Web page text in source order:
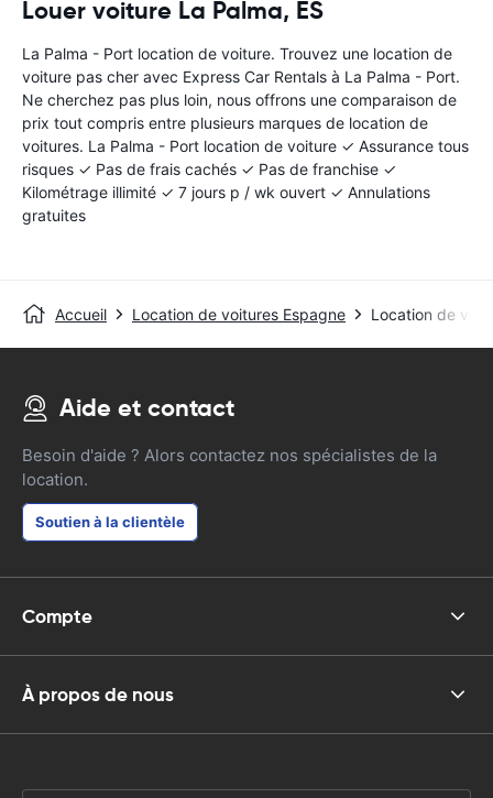
Louer voiture La Palma, ES
La Palma - Port location de voiture. Trouvez une location de
voiture pas cher avec Express Car Rentals à La Palma - Port.
Ne cherchez pas plus loin, nous offrons une comparaison de
prix tout compris entre plusieurs marques de location de
voitures. La Palma - Port location de voiture ✓ Assurance tous
risques ✓ Pas de frais cachés ✓ Pas de franchise ✓
Kilométrage illimité ✓ 7 jours p / wk ouvert ✓ Annulations
gratuites
Accueil Location de voitures Espagne Location de
Aide et contact
Besoin d'aide ? Alors contactez nos spécialistes de la
location.
Soutien à la clientèle
Compte
À propos de nous